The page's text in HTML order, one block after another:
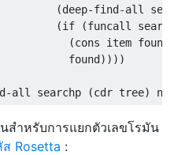
(deep-find-all
(if (funcall
(cons item found
found
))))
all searchp (cdr tree)
สำหรับการแยกตัวเลขโรมัน
ส Rosetta :